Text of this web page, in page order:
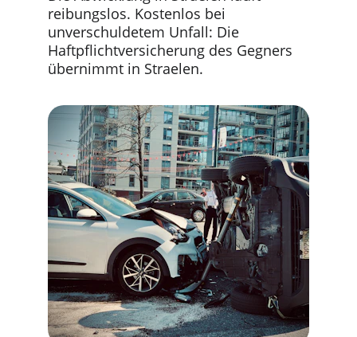
reibungslos. Kostenlos bei
unverschuldetem Unfall: Die
Haftpflichtversicherung des Gegners
übernimmt in Straelen.